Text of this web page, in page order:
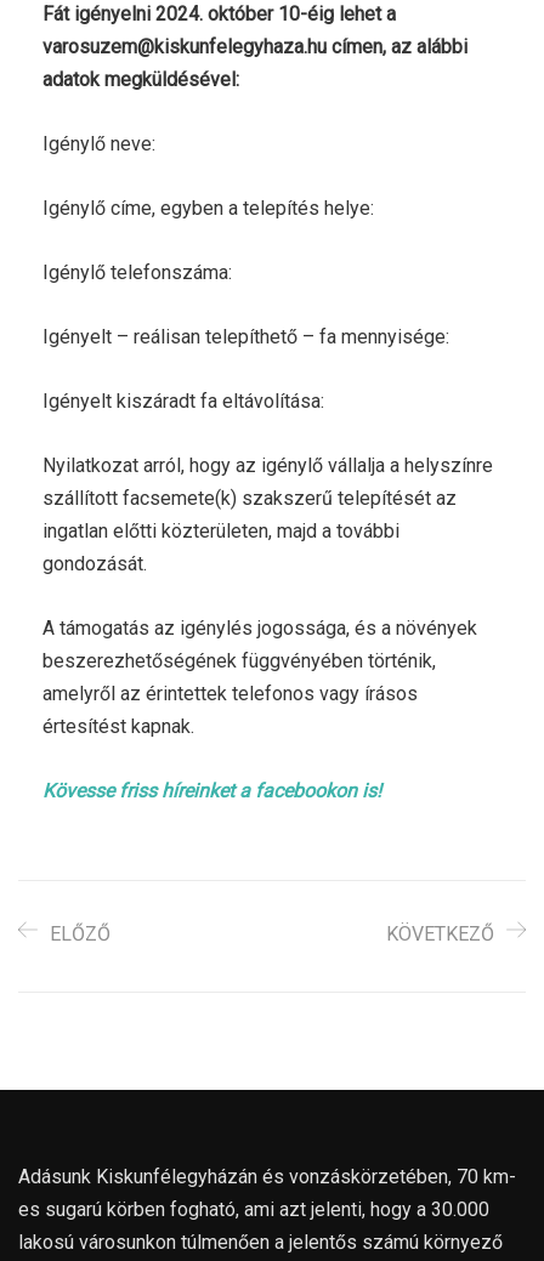
Fát igényelni 2024. október 10-éig lehet a
varosuzem@kiskunfelegyhaza.hu címen, az alábbi
adatok megküldésével:
Igénylő neve:
Igénylő címe, egyben a telepítés helye:
Igénylő telefonszáma:
Igényelt – reálisan telepíthető – fa mennyisége:
Igényelt kiszáradt fa eltávolítása:
Nyilatkozat arról, hogy az igénylő vállalja a helyszínre
szállított facsemete(k) szakszerű telepítését az
ingatlan előtti közterületen, majd a további
gondozását.
A támogatás az igénylés jogossága, és a növények
beszerezhetőségének függvényében történik,
amelyről az érintettek telefonos vagy írásos
értesítést kapnak.
Kövesse friss híreinket a facebookon is!
ELŐZŐ KÖVETKEZŐ
Adásunk Kiskunfélegyházán és vonzáskörzetében, 70 km-
es sugarú körben fogható, ami azt jelenti, hogy a 30.000
lakosú városunkon túlmenően a jelentős számú környező